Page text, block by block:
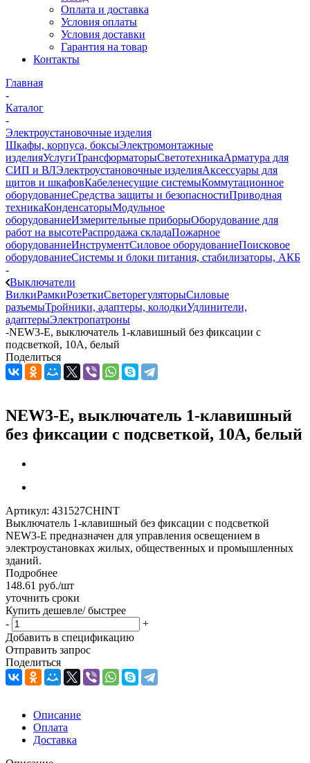
Оплата и доставка
Условия оплаты
Условия доставки
Гарантия на товар
Контакты
Главная
-
Каталог
-
Электроустановочные изделия
Шкафы, корпуса, боксыЭлектромонтажные
изделияУслугиТрансформаторыСветотехникаАрматура для
СИП и ВЛЭлектроустановочные изделияАксессуары для
щитов и шкафовКабеленесущие системыКоммутационное
оборудованиеСредства защиты и безопасностиПриводная
техникаКонденсаторыМодульное
оборудованиеИзмерительные приборыОборудование для
работ на высотеРаспродажа складаПожарное
оборудованиеИнструментСиловое оборудованиеПоисковое
оборудованиеСистемы и блоки питания, стабилизаторы, АКБ
-
Выключатели
ВилкиРамкиРозеткиСветорегуляторыСиловые
разъемыТройники, адаптеры, колодкиУдлинители,
адаптерыЭлектропатроны
-NEW3-E, выключатель 1-клавишный без фиксации с
подсветкой, 10А, белый
Поделиться
NEW3-E, выключатель 1-клавишный
без фиксации с подсветкой, 10А, белый
Артикул: 431527CHINT
Выключатель 1-клавишный без фиксации с подсветкой
NEW3-E предназначен для управления освещением в
электроустановках жилых, общественных и промышленных
зданий.
Подробнее
148.61 руб./шт
уточнить сроки
Купить дешевле/ быстрее
-
+
Добавить в спецификацию
Отправить запрос
Поделиться
Описание
Оплата
Доставка